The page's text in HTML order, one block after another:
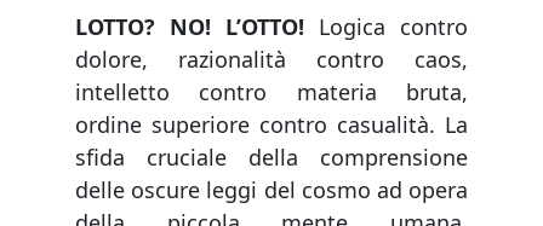
LOTTO? NO! L’OTTO! Logica contro
dolore, razionalità contro caos,
intelletto contro materia bruta,
ordine superiore contro casualità. La
sfida cruciale della comprensione
delle oscure leggi del cosmo ad opera